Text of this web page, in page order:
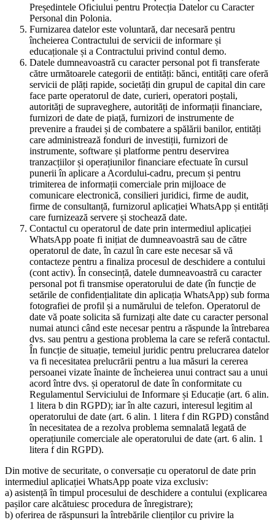
Președintele Oficiului pentru Protecția Datelor cu Caracter
Personal din Polonia.
Furnizarea datelor este voluntară, dar necesară pentru
încheierea Contractului de servicii de informare și
educaționale și a Contractului privind contul demo.
Datele dumneavoastră cu caracter personal pot fi transferate
către următoarele categorii de entități: bănci, entități care oferă
servicii de plăți rapide, societăți din grupul de capital din care
face parte operatorul de date, curieri, operatori poștali,
autorități de supraveghere, autorități de informații financiare,
furnizori de date de piață, furnizori de instrumente de
prevenire a fraudei și de combatere a spălării banilor, entități
care administrează fonduri de investiții, furnizori de
instrumente, software și platforme pentru deservirea
tranzacțiilor și operațiunilor financiare efectuate în cursul
punerii în aplicare a Acordului-cadru, precum și pentru
trimiterea de informații comerciale prin mijloace de
comunicare electronică, consilieri juridici, firme de audit,
firme de consultanță, furnizorul aplicației WhatsApp și entități
care furnizează servere și stochează date.
Contactul cu operatorul de date prin intermediul aplicației
WhatsApp poate fi inițiat de dumneavoastră sau de către
operatorul de date, în cazul în care este necesar să vă
contacteze pentru a finaliza procesul de deschidere a contului
(cont activ). În consecință, datele dumneavoastră cu caracter
personal pot fi transmise operatorului de date (în funcție de
setările de confidențialitate din aplicația WhatsApp) sub forma
fotografiei de profil și a numărului de telefon. Operatorul de
date vă poate solicita să furnizați alte date cu caracter personal
numai atunci când este necesar pentru a răspunde la întrebarea
dvs. sau pentru a gestiona problema la care se referă contactul.
În funcție de situație, temeiul juridic pentru prelucrarea datelor
va fi necesitatea prelucrării pentru a lua măsuri la cererea
persoanei vizate înainte de încheierea unui contract sau a unui
acord între dvs. și operatorul de date în conformitate cu
Regulamentul Serviciului de Informare și Educație (art. 6 alin.
1 litera b din RGPD); iar în alte cazuri, interesul legitim al
operatorului de date (art. 6 alin. 1 litera f din RGPD) constând
în necesitatea de a rezolva problema semnalată legată de
operațiunile comerciale ale operatorului de date (art. 6 alin. 1
litera f din RGPD).
Din motive de securitate, o conversație cu operatorul de date prin
intermediul aplicației WhatsApp poate viza exclusiv:
a) asistență în timpul procesului de deschidere a contului (explicarea
pașilor care alcătuiesc procedura de înregistrare);
b) oferirea de răspunsuri la întrebările clienților cu privire la